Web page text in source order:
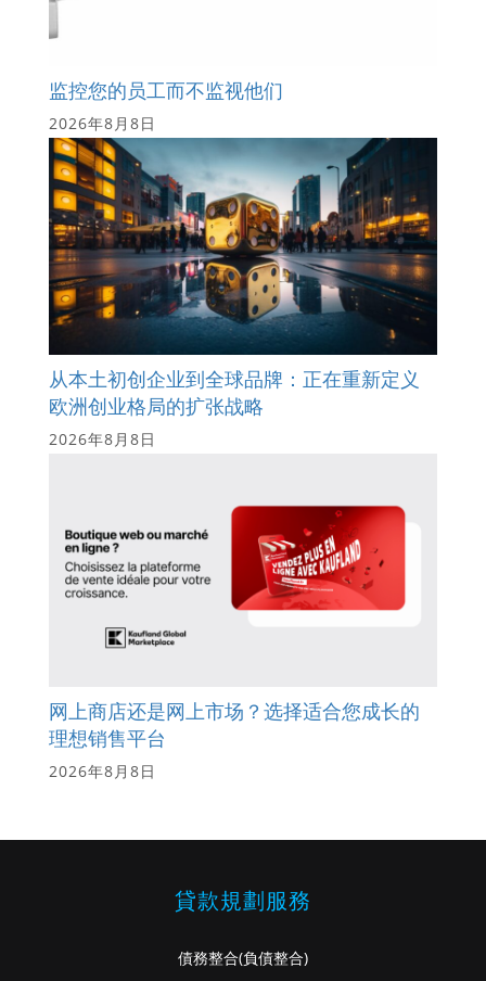
监控您的员工而不监视他们
2026年8月8日
从本土初创企业到全球品牌：正在重新定义
欧洲创业格局的扩张战略
2026年8月8日
网上商店还是网上市场？选择适合您成长的
理想销售平台
2026年8月8日
貸款規劃服務
債務整合(負債整合)